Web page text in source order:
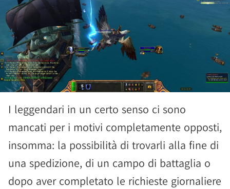
I leggendari in un certo senso ci sono
mancati per i motivi completamente opposti,
insomma: la possibilità di trovarli alla fine di
una spedizione, di un campo di battaglia o
dopo aver completato le richieste giornaliere